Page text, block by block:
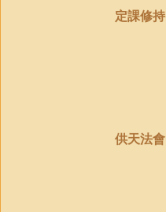
定課修持
供天法會